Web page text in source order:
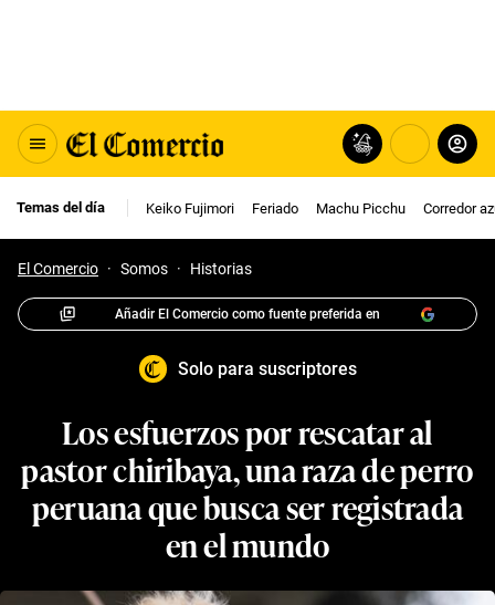
Temas del día Keiko Fujimori Feriado Machu Picchu Corredor
El Comercio · Somos · Historias
Añadir El Comercio como fuente preferida en
Solo para suscriptores
Los esfuerzos por rescatar al
pastor chiribaya, una raza de perro
peruana que busca ser registrada
en el mundo